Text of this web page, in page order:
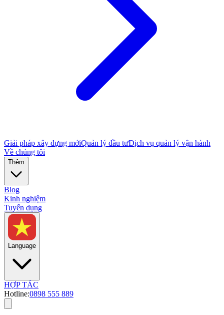
Giải pháp xây dựng mớiQuản lý đầu tưDịch vụ quản lý vận hành
Về chúng tôi
Thêm
Blog
Kinh nghiệm
Tuyển dụng
Language
HỢP TÁC
Hotline:0898 555 889